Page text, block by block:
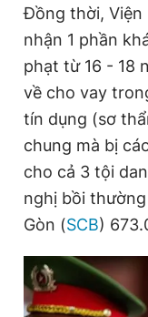
Phó tổng biên tập:
Tổng thư ký tòa
Giấy phép xuất bản
© 2003-2026 Bản
chép dưới mọi hình
bản. Phát triển bởi
Đồng thời, Viện
nhận 1 phần
phạt từ 16 - 18
về cho vay
tín dụng (sơ
chung mà bị
cho cả 3 tội
nghị bồi
Gòn (SCB)